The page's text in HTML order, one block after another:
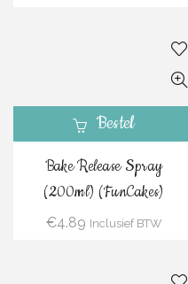
Bestel
Bake Release Spray
(200ml) (FunCakes)
€4.89 Inclusief BTW